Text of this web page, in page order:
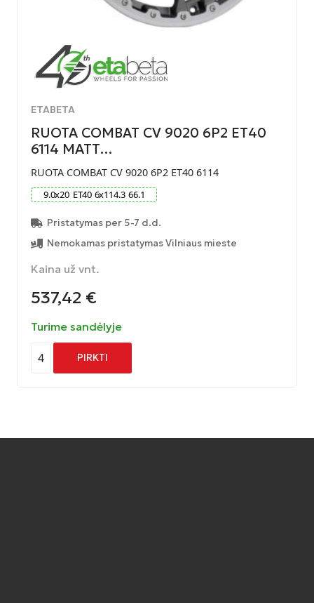
ETABETA
RUOTA COMBAT CV 9020 6P2 ET40
6114 MATT…
RUOTA COMBAT CV 9020 6P2 ET40 6114
9.0x20 ET40 6x114.3 66.1
Pristatymas per 5-7 d.d.
Nemokamas pristatymas Vilniaus mieste
Kaina už vnt.
537,42 €
Turime sandėlyje
4 PIRKTI